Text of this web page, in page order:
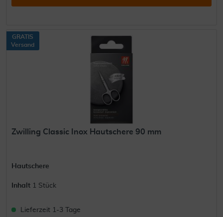
GRATIS
Versand
Zwilling Classic Inox Hautschere 90 mm
Hautschere
Inhalt 1 Stück
Lieferzeit 1-3 Tage